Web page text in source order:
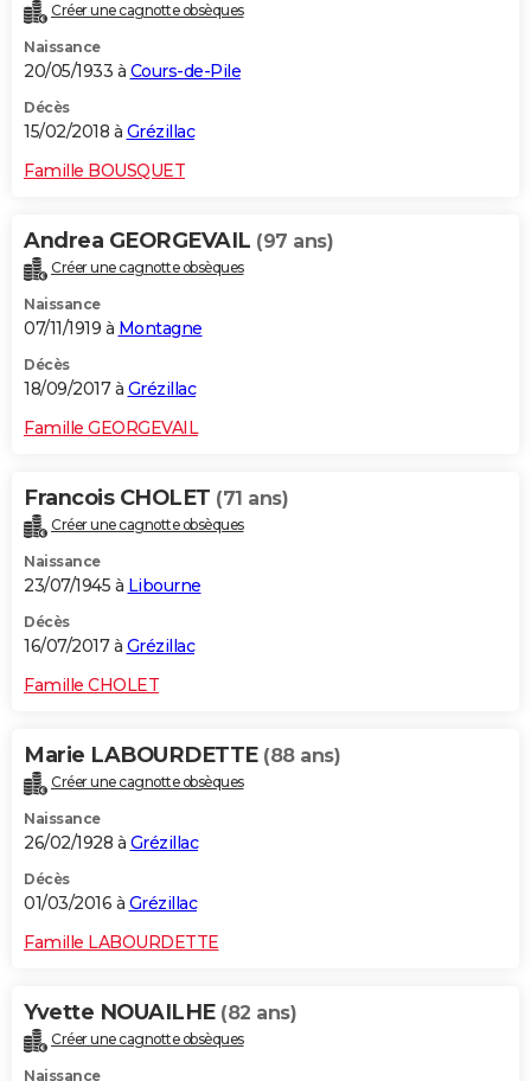
Créer une cagnotte obsèques
Naissance
20/05/1933 à Cours-de-Pile
Décès
15/02/2018 à Grézillac
Famille BOUSQUET
Andrea GEORGEVAIL (97 ans)
Créer une cagnotte obsèques
Naissance
07/11/1919 à Montagne
Décès
18/09/2017 à Grézillac
Famille GEORGEVAIL
Francois CHOLET (71 ans)
Créer une cagnotte obsèques
Naissance
23/07/1945 à Libourne
Décès
16/07/2017 à Grézillac
Famille CHOLET
Marie LABOURDETTE (88 ans)
Créer une cagnotte obsèques
Naissance
26/02/1928 à Grézillac
Décès
01/03/2016 à Grézillac
Famille LABOURDETTE
Yvette NOUAILHE (82 ans)
Créer une cagnotte obsèques
Naissance